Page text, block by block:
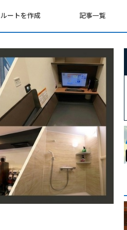
ルートを作成 記事一覧